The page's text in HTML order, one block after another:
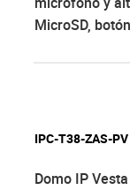
MicroSD,
IPC-T38-ZAS-PV
Domo IP